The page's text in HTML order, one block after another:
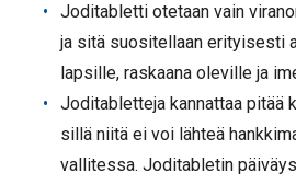
Joditabletti otetaan vain
ja sitä suositellaan erityisesti
lapsille, raskaana oleville ja
Joditabletteja kannattaa pitää
sillä niitä ei voi lähteä
vallitessa. Joditabletin